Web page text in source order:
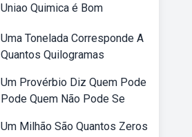
Uniao Quimica é Bom
Uma Tonelada Corresponde A
Quantos Quilogramas
Um Provérbio Diz Quem Pode
Pode Quem Não Pode Se
Um Milhão São Quantos Zeros